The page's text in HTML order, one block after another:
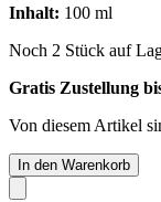
Inhalt: 100 ml
Noch 2 Stück auf
Gratis Zustellung
Von diesem Artikel
In den Warenkorb